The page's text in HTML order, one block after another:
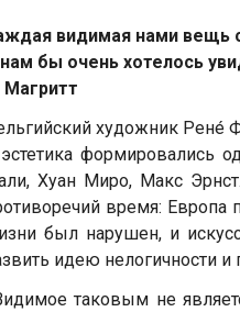
видимая нами вещь
бы очень хотелось
Магритт
художник Рене́
формировались
Хуан Миро, Макс
время:
был нарушен, и
идею нелогичности и
таковым не